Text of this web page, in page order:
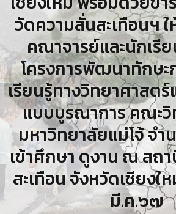
วัดความสั่นสะเทือนฯ
คณาจารย์และนักเรี
โครงการพัฒนาทักษะ
เรียนรู้ทางวิทยาศาสตร์
แบบบูรณาการ คณะ
มหาวิทยาลัยแม่โจ้ จำ
เข้าศึกษา ดูงาน ณ สถ
สะเทือน จังหวัดเชียงใ
มี.ค.๖๗